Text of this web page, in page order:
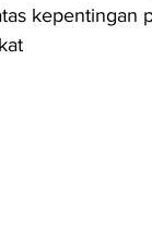
kepentingan